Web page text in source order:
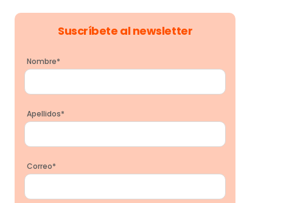
Suscríbete al newsletter
Nombre*
Apellidos*
Correo*